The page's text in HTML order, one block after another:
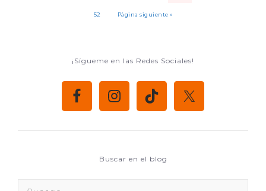
52 Página siguiente »
¡Sígueme en las Redes Sociales!
Buscar en el blog